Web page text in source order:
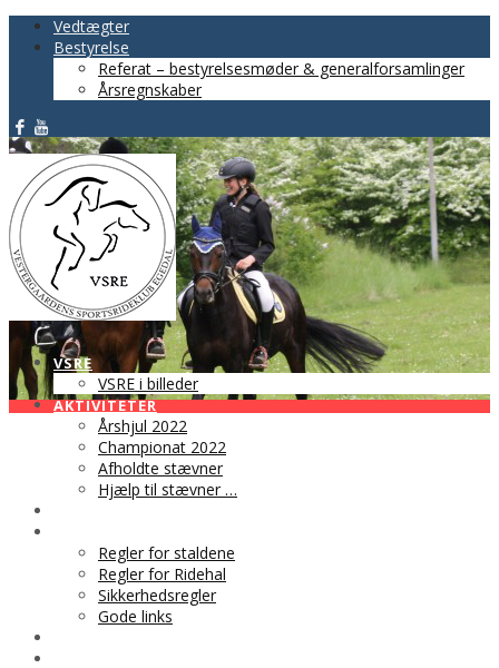
Vedtægter
Bestyrelse
Referat – bestyrelsesmøder & generalforsamlinger
Årsregnskaber
VSRE
VSRE i billeder
AKTIVITETER
Årshjul 2022
Championat 2022
Afholdte stævner
Hjælp til stævner …
Regler for staldene
Regler for Ridehal
Sikkerhedsregler
Gode links